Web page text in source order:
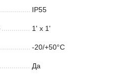
IP55
1' x 1'
-20/+50°С
Да